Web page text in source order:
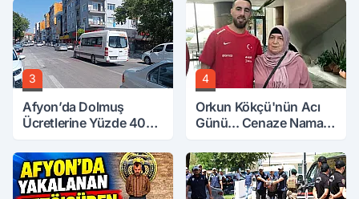
3
Afyon’da Dolmuş
Ücretlerine Yüzde 40
4
Orkun Kökçü'nün Acı
Günü... Cenaze Namazı